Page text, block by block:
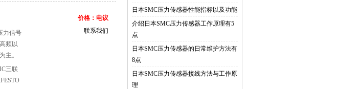
力信号
频以
主。
三联
价格：电议
联系我们
日本SMC压力传感器性能指标以及功能
介绍日本SMC压力传感器工作原理有5
点
日本SMC压力传感器的日常维护方法有
8点
日本SMC压力传感器接线方法与工作原
理